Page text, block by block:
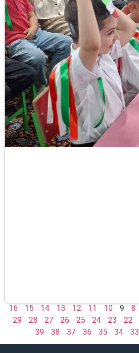
8
9
10
11
12
13
14
15
16
22
23
24
25
26
27
28
29
33
34
35
36
37
38
39